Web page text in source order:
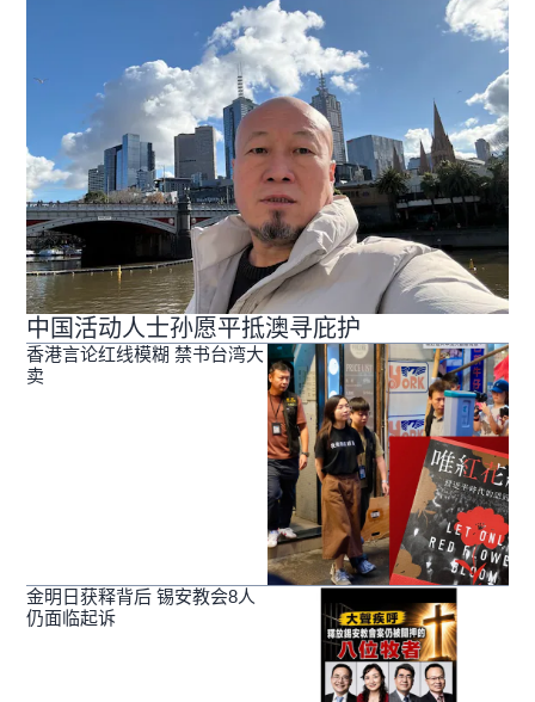
中国活动人士孙愿平抵澳寻庇护
香港言论红线模糊 禁书台湾大
卖
金明日获释背后 锡安教会8人
仍面临起诉